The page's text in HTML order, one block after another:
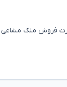
فروش ملک مشاعی را